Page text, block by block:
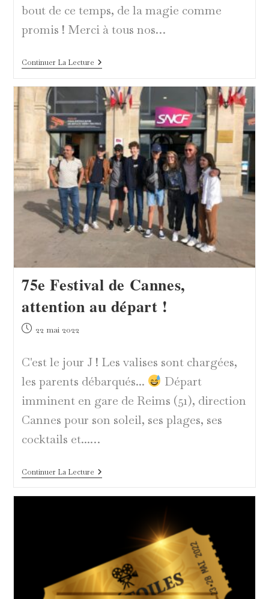
bout de ce temps, de la magie comme
promis ! Merci à tous nos…
Continuer La LectureA
Nos
2022,
MERCI
!
75e Festival de Cannes,
attention au départ !
Publication
22 mai 2022
C'est le jour J ! Les valises sont chargées,
les parents débarqués...
Départ
imminent en gare de Reims (51), direction
Cannes pour son soleil, ses plages, ses
cocktails et...…
Continuer La Lecture75e
Festival